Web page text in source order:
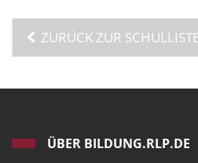
ZURÜCK ZUR SCHULLISTE
ÜBER BILDUNG.RLP.DE